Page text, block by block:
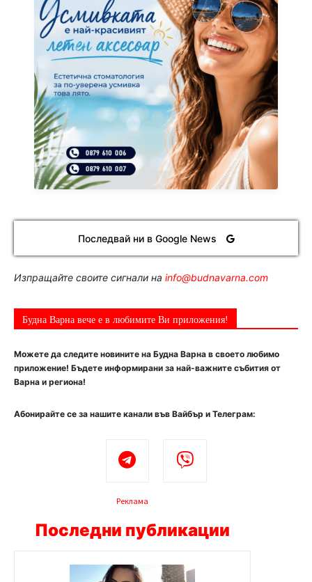
Последвай ни в Google News
Изпращайте своите сигнали на info@budnavarna.com
Будна Варна вече е в любимите Ви приложения!
Можете да следите новините на Будна Варна в своето любимо
приложение! Бъдете информирани за най-важните събития от
Варна и региона!
Абонирайте се за нашите канали във Вайбър и Телеграм:
Реклама
Последни публикации